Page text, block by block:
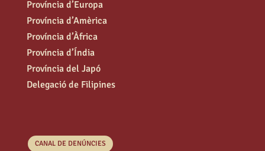
Província d’Europa
Província d’Amèrica
Província d’Àfrica
Província d’Índia
Província del Japó
Delegació de Filipines
CANAL DE DENÚNCIES